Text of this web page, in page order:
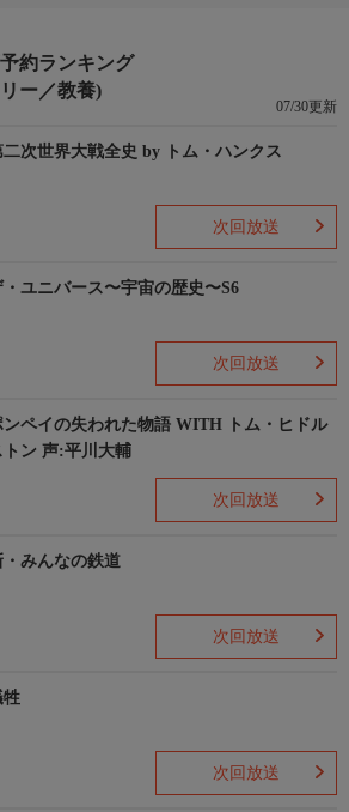
約ランキング
ー／教養)
07/30更新
二次世界大戦全史 by トム・ハンクス
次回放送
・ユニバース〜宇宙の歴史〜S6
次回放送
ンペイの失われた物語 WITH トム・ヒドル
トン 声:平川大輔
次回放送
・みんなの鉄道
次回放送
牲
次回放送